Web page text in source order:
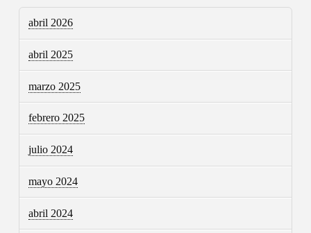
abril 2026
abril 2025
marzo 2025
febrero 2025
julio 2024
mayo 2024
abril 2024